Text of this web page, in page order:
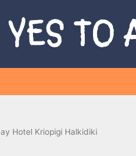
TO
Hotel Kriopigi Halkidiki